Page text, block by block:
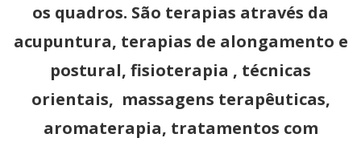
os quadros. São terapias através da
acupuntura, terapias de alongamento e
postural, fisioterapia , técnicas
orientais, massagens terapêuticas,
aromaterapia, tratamentos com